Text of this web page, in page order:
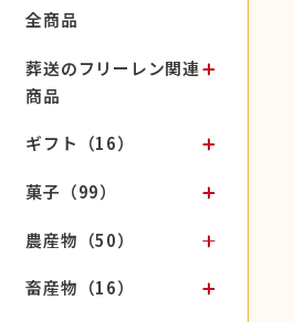
全商品
葬送のフリーレン関連
商品
ギフト（16）
菓子（99）
農産物（50）
畜産物（16）